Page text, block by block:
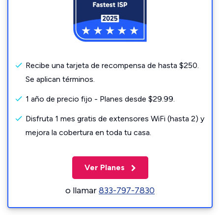
Recibe una tarjeta de recompensa de hasta $250.
Se aplican términos.
1 año de precio fijo - Planes desde $29.99.
Disfruta 1 mes gratis de extensores WiFi (hasta 2) y
mejora la cobertura en toda tu casa.
Ver Planes
o llamar833-797-7830